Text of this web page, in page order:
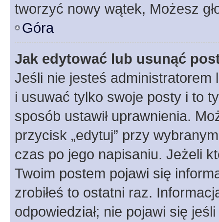
tworzyć nowy wątek, Możesz
Góra
Jak edytować lub usunąć
Jeśli nie jesteś
i usuwać tylko swoje posty i to
sposób ustawił uprawnienia.
przycisk „edytuj” przy
czas po jego napisaniu. Jeżeli
Twoim postem pojawi się
zrobiłeś to ostatni raz.
odpowiedział; nie pojawi się